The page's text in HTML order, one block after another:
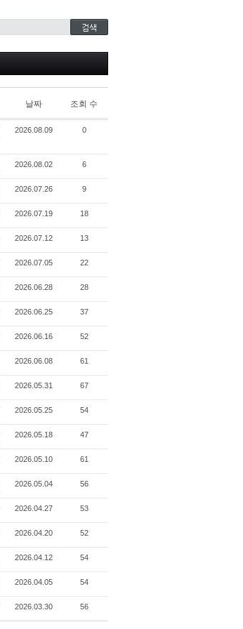
날짜 조회 수
2026.08.09 0
2026.08.02 6
2026.07.26 9
2026.07.19 18
2026.07.12 13
2026.07.05 22
2026.06.28 28
2026.06.25 37
2026.06.16 52
2026.06.08 61
2026.05.31 67
2026.05.25 54
2026.05.18 47
2026.05.10 61
2026.05.04 56
2026.04.27 53
2026.04.20 52
2026.04.12 54
2026.04.05 54
2026.03.30 56